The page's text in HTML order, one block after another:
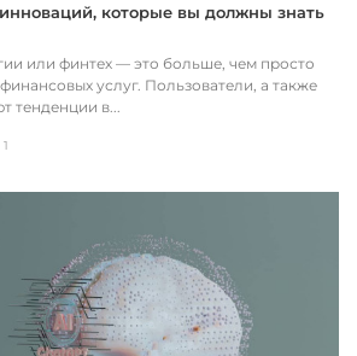
которые вы должны знать
или финтех — это больше, чем просто
услуг. Пользователи, а также
тенденции в...
1